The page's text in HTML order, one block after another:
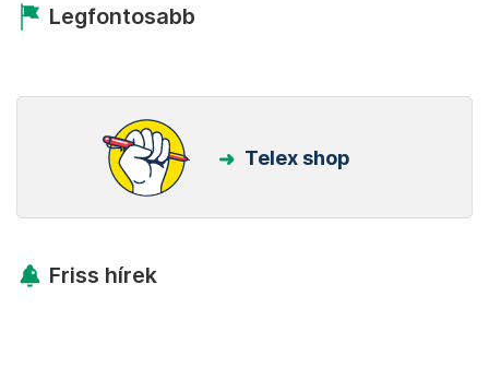
Legfontosabb
Telex shop
Friss hírek